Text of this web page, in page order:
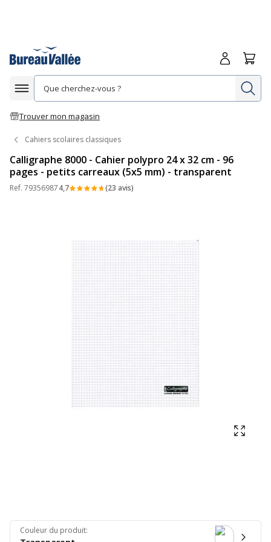
Afficher la navigation
Trouver mon magasin
Me
Cahiers scolaires classiques
Calligraphe 8000 - Cahier polypro 24 x 32 cm - 96
pages - petits carreaux (5x5 mm) - transparent
Ref. 793569874,7 (23 avis)
Couleur du produit: